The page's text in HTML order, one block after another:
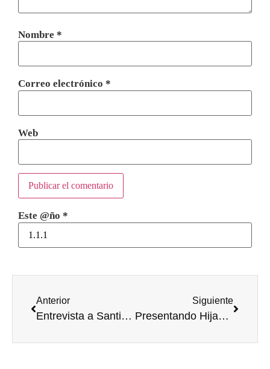
Nombre *
Correo electrónico *
Web
Este @ño *
Anterior
Entrevista a Santiago Sacristán Ruiz, organista.
Siguiente
Presentando Hijas de la Peste, ópera prima de Aisling Gilmore